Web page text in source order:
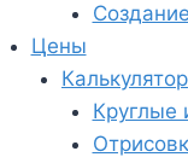
Цены
Калькулятор
Круглые